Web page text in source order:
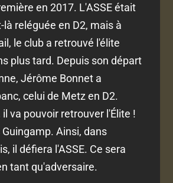
en 2017. L'ASSE était
reléguée en D2, mais à
le club a retrouvé l'élite
plus tard. Depuis son départ
Jérôme Bonnet a
celui de Metz en D2.
va pouvoir retrouver l'Élite !
Ainsi, dans
il défiera l'ASSE. Ce sera
tant qu'adversaire.